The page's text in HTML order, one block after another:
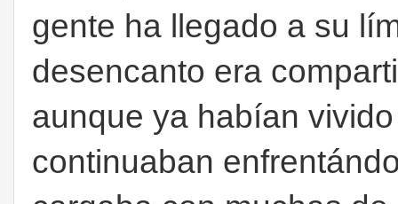
gente ha llegado a su
desencanto era
aunque ya habían
continuaban